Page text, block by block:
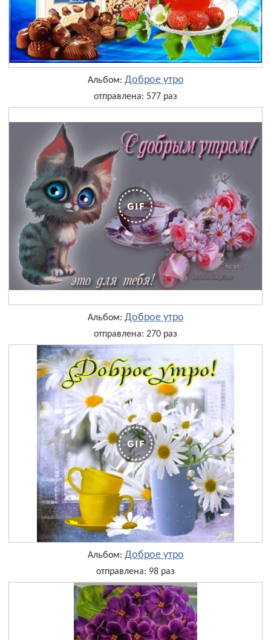
Альбом: Доброе утро
отправлена: 577 раз
Альбом: Доброе утро
отправлена: 270 раз
Альбом: Доброе утро
отправлена: 98 раз